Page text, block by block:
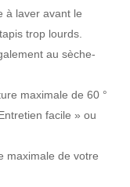
à laver avant le
trop lourds.
au sèche-
maximale de 60 °
facile » ou
maximale de votre